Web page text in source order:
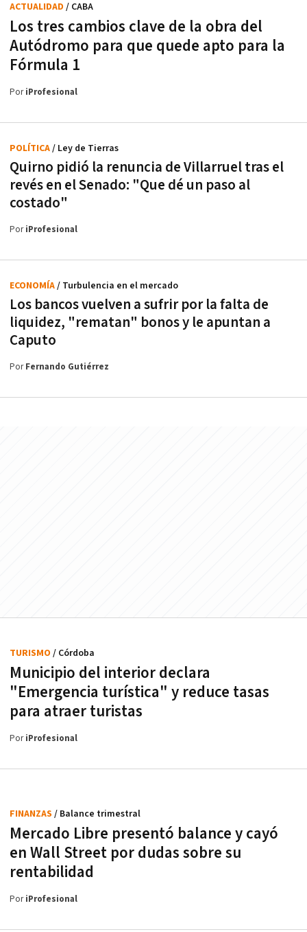
Los tres cambios clave de la obra del
Autódromo para que quede apto para la
Fórmula 1
ACTUALIDAD / CABA
PoriProfesional
Quirno pidió la renuncia de Villarruel tras el
revés en el Senado: "Que dé un paso al
costado"
POLÍTICA/ Ley de Tierras
PoriProfesional
Los bancos vuelven a sufrir por la falta de
liquidez, "rematan" bonos y le apuntan a
Caputo
ECONOMÍA/ Turbulencia en el mercado
PorFernando Gutiérrez
Municipio del interior declara
"Emergencia turística" y reduce tasas
para atraer turistas
TURISMO / Córdoba
PoriProfesional
Mercado Libre presentó balance y cayó
en Wall Street por dudas sobre su
rentabilidad
FINANZAS / Balance trimestral
PoriProfesional